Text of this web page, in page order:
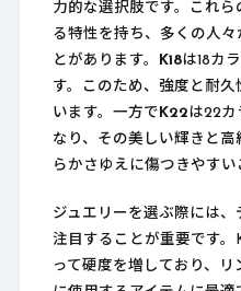
力的な選択肢です。これ
る特性を持ち、多くの人
とがあります。
K18は18カ
す。このため、強度と耐
います。一方で K22は22カ
なり、その美しい輝きと
らかさゆえに傷つきやすい
ジュエリーを選ぶ際には
注目することが重要です。
って硬度を増しており、